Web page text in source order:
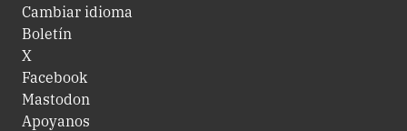
Cambiar idioma
Boletín
X
Facebook
Mastodon
Apoyanos